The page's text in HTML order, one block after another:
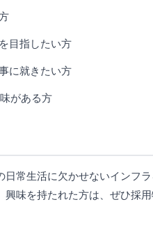
目指したい方
に就きたい方
がある方
常生活に欠かせないインフ
味を持たれた方は、ぜひ採